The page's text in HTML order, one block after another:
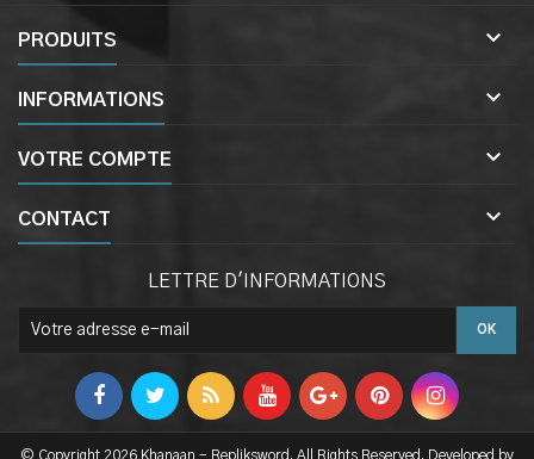
PRODUITS 
INFORMATIONS 
VOTRE COMPTE 
CONTACT 
LETTRE D'INFORMATIONS
© Copyright 2026 Khanaan - Repliksword. All Rights Reserved. Developed by